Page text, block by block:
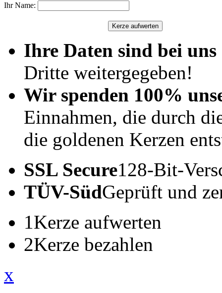
Ihr Name:
Ihre Daten sind bei uns
Dritte weitergegeben!
Wir spenden 100%
Einnahmen, die durch
die goldenen Kerzen
SSL Secure128-Bit-
TÜV-SüdGeprüft und
1Kerze aufwerten
2Kerze bezahlen
x